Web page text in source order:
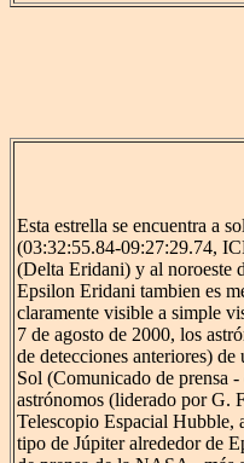
Esta estrella se encuentra a
(03:32:55.84-09:27:29.74,
(Delta Eridani) y al noroeste
Epsilon Eridani tambien es
claramente visible a simple
7 de agosto de 2000, los
de detecciones anteriores)
Sol (Comunicado de prensa
astrónomos (liderado por G.
Telescopio Espacial Hubble,
tipo de Júpiter alrededor de